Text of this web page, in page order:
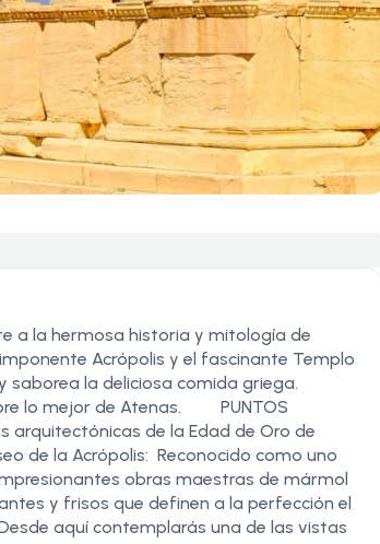
a la hermosa historia y mitología de
Acrópolis y el fascinante Templo
saborea la deliciosa comida griega.
lo mejor de Atenas. PUNTOS
arquitectónicas de la Edad de Oro de
de la Acrópolis: Reconocido como uno
obras maestras de mármol
y frisos que definen a la perfección el
aquí contemplarás una de las vistas